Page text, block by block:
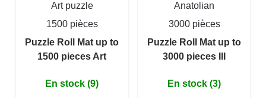
Art puzzle
1500 pièces
Puzzle Roll Mat up to
1500 pieces Art
En stock (9)
Anatolian
3000 pièces
Puzzle Roll Mat up to
3000 pieces III
En stock (3)